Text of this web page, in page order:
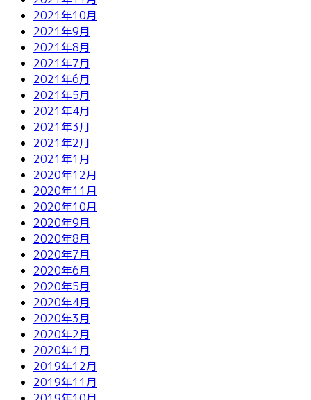
2021年10月
2021年9月
2021年8月
2021年7月
2021年6月
2021年5月
2021年4月
2021年3月
2021年2月
2021年1月
2020年12月
2020年11月
2020年10月
2020年9月
2020年8月
2020年7月
2020年6月
2020年5月
2020年4月
2020年3月
2020年2月
2020年1月
2019年12月
2019年11月